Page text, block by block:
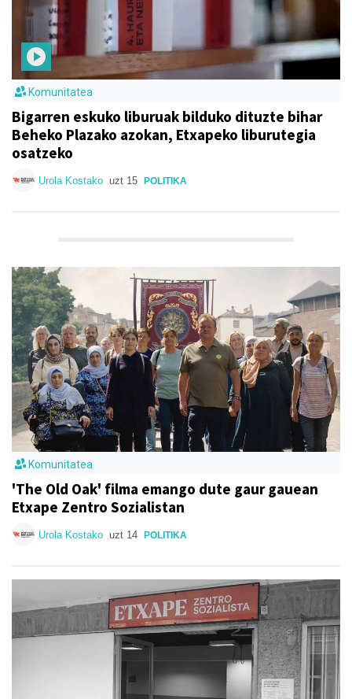
Komunitatea
Bigarren eskuko liburuak bilduko dituzte bihar
Beheko Plazako azokan, Etxapeko liburutegia
osatzeko
Urola Kostako uzt 15 POLITIKA
Komunitatea
'The Old Oak' filma emango dute gaur gauean
Etxape Zentro Sozialistan
Urola Kostako uzt 14 POLITIKA